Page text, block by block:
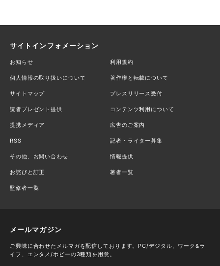
サイトインフォメーション
お知らせ 利用規約
個人情報の取り扱いについて 著作権と転載について
サイトマップ プレスリリース受付
読者プレゼント提供 コンテンツ利用について
提携メディア 広告のご案内
RSS 記者・ライター募集
その他、お問い合わせ 情報提供
お詫びと訂正 著者一覧
監修者一覧
メールマガジン
ご興味に合わせたメルマガを配信しております。PC/デジタル、ワーク&ラ
イフ、エンタメ/ホビーの3種類を用意。